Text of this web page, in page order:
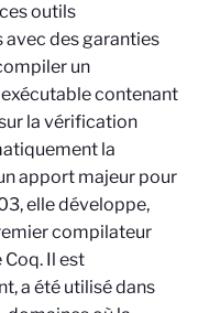
outils
avec des garanties
un
contenant
la vérification
la
apport majeur pour
elle développe,
compilateur
Coq. Il est
a été utilisé dans